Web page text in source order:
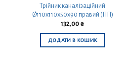
Трійник каналізаційний
Ø110х110х50х90 правий (ПП)
132,00 ₴
ДОДАТИ В КОШИК